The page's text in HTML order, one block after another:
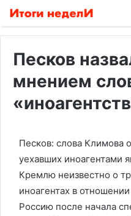
Песков
мнением
Песков: слова Климова
уехавших иноагентами
Кремлю неизвестно о
иноагентах в
Россию после начала